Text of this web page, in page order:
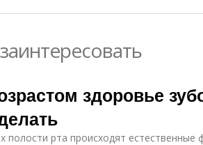
здоровье
полости рта происходят естественные